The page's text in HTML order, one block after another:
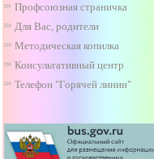
Профсоюзная страничка
Для Вас, родители
Методическая копилка
Консультативный центр
Телефон "Горячей линии"